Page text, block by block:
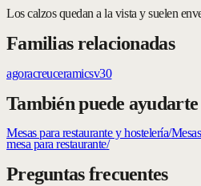
Los calzos quedan a la vista y suelen
Familias relacionadas
agoracreuceramicsv30
También puede ayudarte
Mesas para restaurante y hostelería/
mesa para restaurante/
Preguntas frecuentes